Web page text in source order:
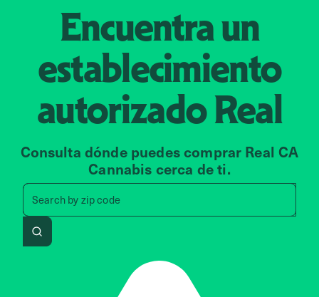
Encuentra un
establecimiento
autorizadoReal
Consulta dónde puedes comprar Real CA
Cannabis cerca de ti.
Search byzip code
Search by zip code, address,
Search